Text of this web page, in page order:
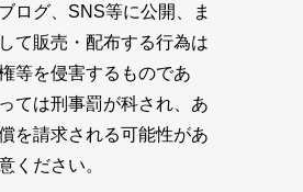
ログ、SNS等に公開、ま
て販売・配布する行為は
等を侵害するものであ
ては刑事罰が科され、あ
を請求される可能性があ
ください。